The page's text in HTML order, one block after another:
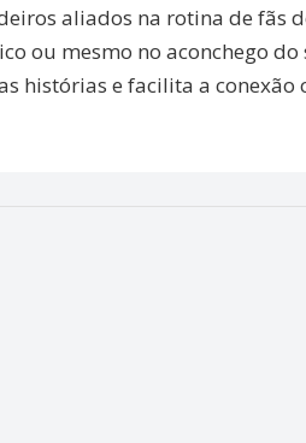
aliados na rotina de fãs
ou mesmo no aconchego do
histórias e facilita a conexão